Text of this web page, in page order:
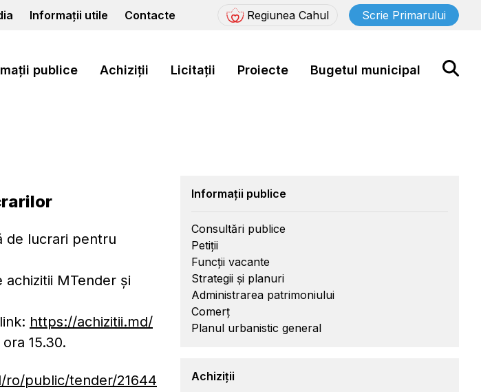
Informații utile Contacte Regiunea Cahul Scrie Primarului
publice Achiziții Licitații Proiecte Bugetul municipal
de lucrari pentru
MTender și
https://achizitii.md/
15.30.
ro/public/tender/21644
Informații publice
Consultări publice
Petiții
Funcții vacante
Strategii și planuri
Administrarea patrimoniului
Comerț
Planul urbanistic general
Achiziții